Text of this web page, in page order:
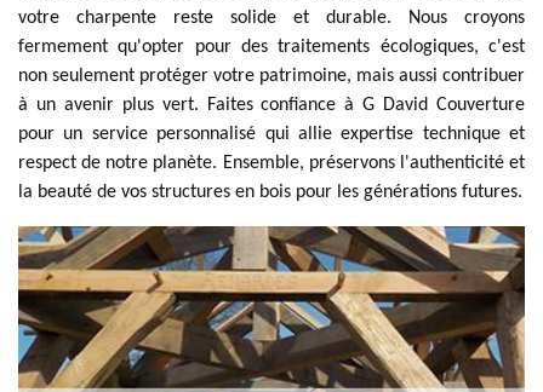
votre charpente reste solide et durable. Nous croyons
fermement qu'opter pour des traitements écologiques, c'est
non seulement protéger votre patrimoine, mais aussi contribuer
à un avenir plus vert. Faites confiance à G David Couverture
pour un service personnalisé qui allie expertise technique et
respect de notre planète. Ensemble, préservons l'authenticité et
la beauté de vos structures en bois pour les générations futures.